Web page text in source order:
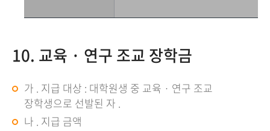
10. 교육 · 연구 조교 장학금
가 . 지급 대상 : 대학원생 중 교육 · 연구 조교
장학생으로 선발된 자 .
나 . 지급 금액